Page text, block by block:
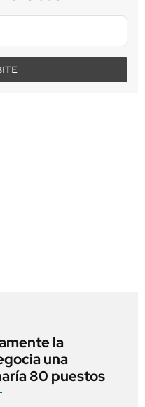
la
una
80 puestos